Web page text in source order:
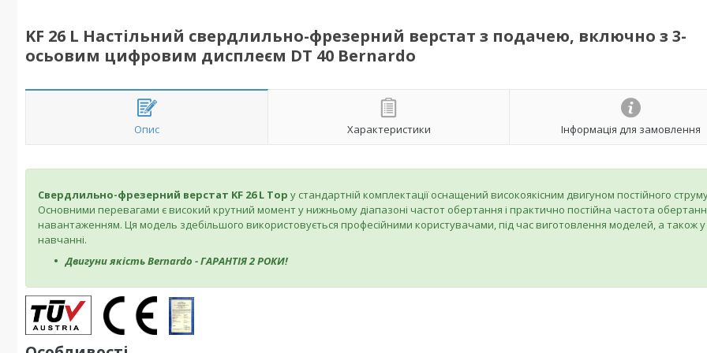
KF 26 L Настільний свердлильно-фрезерний верстат з подачею, включно з 3-
осьовим цифровим дисплеєм DT 40 Bernardo
Опис Характеристики Інформація для замовлення
Свердлильно-фрезерний верстат KF 26 L Top у стандартній комплектації оснащений високоякісним двигуном постійного
Основними перевагами є високий крутний момент у нижньому діапазоні частот обертання і практично постійна частота
навантаженням. Ця модель здебільшого використовується професійними користувачами, під час виготовлення моделей, а також у
навчанні.
Двигуни якість Bernardo - ГАРАНТІЯ 2 РОКИ!